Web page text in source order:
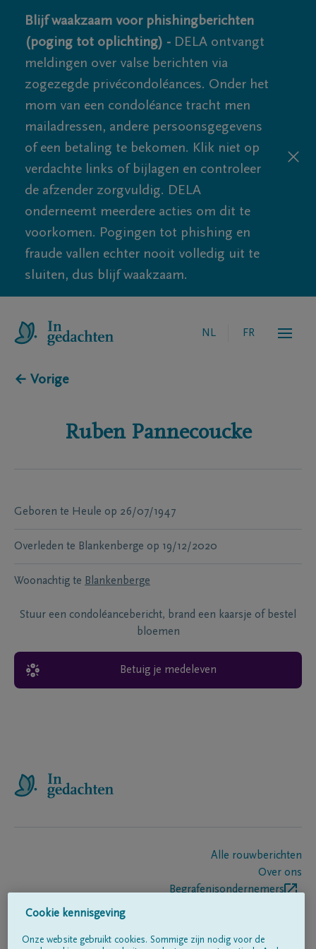
Blijf waakzaam voor phishingberichten
(poging tot oplichting) - DELA ontvangt
meldingen over valse berichten via
zogezegde privécondoléances. Onder het
mom van een condoléance tracht men
mailadressen, andere persoonsgegevens
of een betaling te bekomen. Klik niet op
verdachte links of bijlagen en controleer
de afzender zorgvuldig. DELA
onderneemt meerdere acties om dit te
voorkomen. Pogingen tot phishing en
fraude vallen echter nooit volledig uit te
sluiten, dus blijf waakzaam.
NL FR
← Vorige
Ruben Pannecoucke
Geboren te Heule op 26/07/1947
Overleden te Blankenberge op 19/12/2020
Woonachtig te Blankenberge
Stuur een condoléancebericht, brand een kaarsje of bestel
bloemen
Betuig je medeleven
Alle rouwberichten
Over ons
Begrafenisondernemers
Cookie kennisgeving
Onze website gebruikt cookies. Sommige zijn nodig voor de